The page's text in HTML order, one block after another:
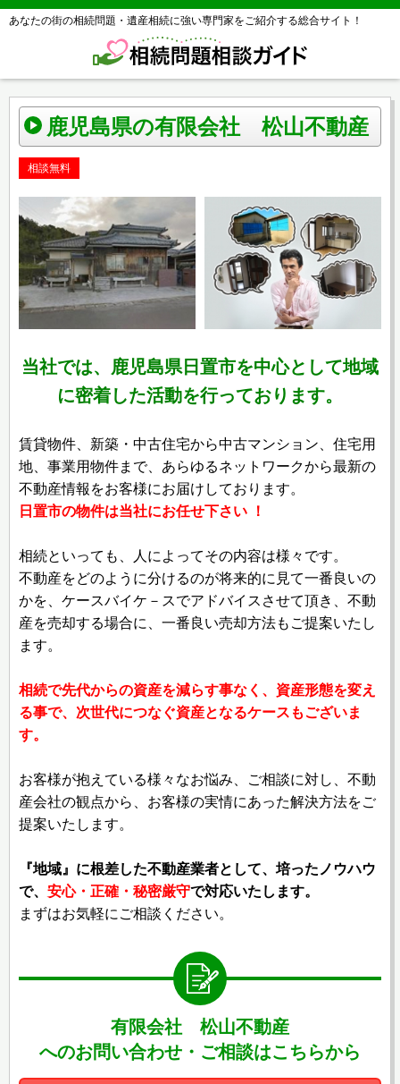
あなたの街の相続問題・遺産相続に強い専門家をご紹介する総合サイト！
鹿児島県の有限会社 松山不動産
相談無料
当社では、鹿児島県日置市を中心として地域
に密着した活動を行っております。
賃貸物件、新築・中古住宅から中古マンション、住宅用
地、事業用物件まで、あらゆるネットワークから最新の
不動産情報をお客様にお届けしております。
日置市の物件は当社にお任せ下さい ！
相続といっても、人によってその内容は様々です。
不動産をどのように分けるのが将来的に見て一番良いの
かを、ケースバイケ－スでアドバイスさせて頂き、不動
産を売却する場合に、一番良い売却方法もご提案いたし
ます。
相続で先代からの資産を減らす事なく、資産形態を変え
る事で、次世代につなぐ資産となるケースもございま
す。
お客様が抱えている様々なお悩み、ご相談に対し、不動
産会社の観点から、お客様の実情にあった解決方法をご
提案いたします。
『地域』に根差した不動産業者として、培ったノウハウ
で、 安心・正確・秘密厳守で対応いたします。
まずはお気軽にご相談ください。
有限会社 松山不動産
へのお問い合わせ・ご相談はこちらから